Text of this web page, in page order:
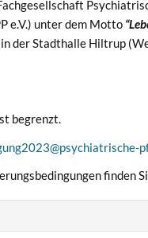
e.V.) unter dem Motto
in der Stadthalle Hiltrup
begrenzt.
finden